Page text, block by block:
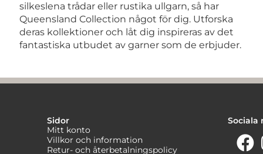
silkeslena trådar eller rustika ullgarn, så har
Queensland Collection något för dig. Utforska
deras kollektioner och låt dig inspireras av det
fantastiska utbudet av garner som de erbjuder.
Sidor
Mitt konto
Villkor och information
Retur- och återbetalningspolicy
Sociala